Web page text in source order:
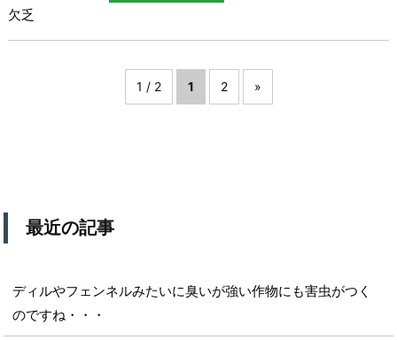
欠乏
1 / 2 1 2 »
最近の記事
ディルやフェンネルみたいに臭いが強い作物にも害虫がつく
のですね・・・